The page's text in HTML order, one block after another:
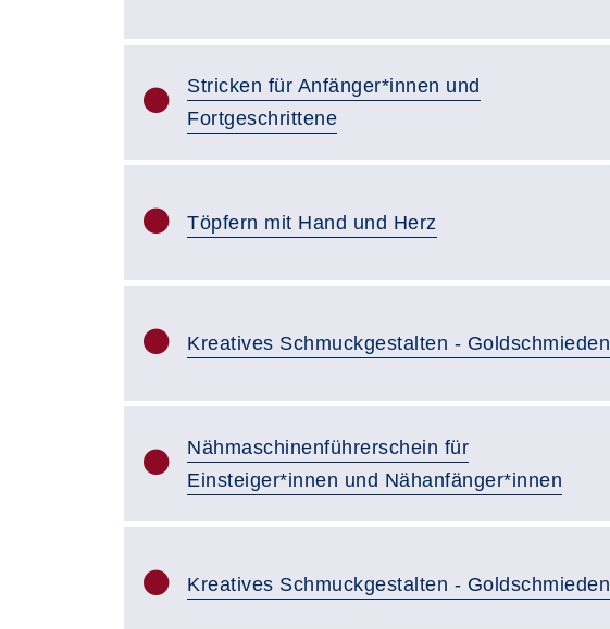
Stricken für Anfänger*innen und
Fortgeschrittene
Töpfern mit Hand und Herz
Kreatives Schmuckgestalten - Goldschmieden
Nähmaschinenführerschein für
Einsteiger*innen und Nähanfänger*innen
Kreatives Schmuckgestalten - Goldschmieden